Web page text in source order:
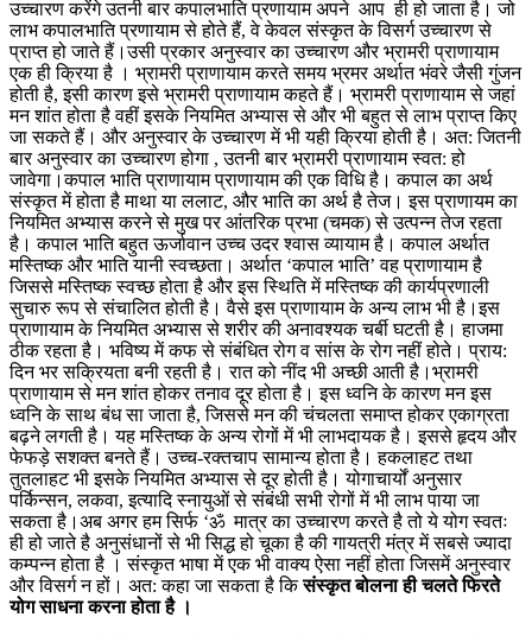
उच्चारण करेंगे उतनी बार कपालभाति प्रणायाम अपने आप ही हो जाता है। जो
लाभ कपालभाति प्रणायाम से होते हैं, वे केवल संस्कृत के विसर्ग उच्चारण से
प्राप्त हो जाते हैं।उसी प्रकार अनुस्वार का उच्चारण और भ्रामरी प्राणायाम
एक ही क्रिया है । भ्रामरी प्राणायाम करते समय भ्रमर अर्थात भंवरे जैसी गुंजन
होती है, इसी कारण इसे भ्रामरी प्राणायाम कहते हैं। भ्रामरी प्राणायाम से जहां
मन शांत होता है वहीं इसके नियमित अभ्यास से और भी बहुत से लाभ प्राप्त किए
जा सकते हैं। और अनुस्वार के उच्चारण में भी यही क्रिया होती है। अत: जितनी
बार अनुस्वार का उच्चारण होगा , उतनी बार भ्रामरी प्राणायाम स्वत: हो
जावेगा।कपाल भाति प्राणायाम प्राणायाम की एक विधि है। कपाल का अर्थ
संस्कृत में होता है माथा या ललाट, और भाति का अर्थ है तेज। इस प्राणायम का
नियमित अभ्यास करने से मुख पर आंतरिक प्रभा (चमक) से उत्पन्न तेज रहता
है। कपाल भाति बहुत ऊर्जावान उच्च उदर श्वास व्यायाम है। कपाल अर्थात
मस्तिष्क और भाति यानी स्वच्छता। अर्थात ‘कपाल भाति’ वह प्राणायाम है
जिससे मस्तिष्क स्वच्छ होता है और इस स्थिति में मस्तिष्क की कार्यप्रणाली
सुचारु रूप से संचालित होती है। वैसे इस प्राणायाम के अन्य लाभ भी है।इस
प्राणायाम के नियमित अभ्यास से शरीर की अनावश्यक चर्बी घटती है। हाजमा
ठीक रहता है। भविष्य में कफ से संबंधित रोग व सांस के रोग नहीं होते। प्राय:
दिन भर सक्रियता बनी रहती है। रात को नींद भी अच्छी आती है।भ्रामरी
प्राणायाम से मन शांत होकर तनाव दूर होता है। इस ध्वनि के कारण मन इस
ध्वनि के साथ बंध सा जाता है, जिससे मन की चंचलता समाप्त होकर एकाग्रता
बढ़ने लगती है। यह मस्तिष्क के अन्य रोगों में भी लाभदायक है। इससे हृदय और
फेफड़े सशक्त बनते हैं। उच्च-रक्तचाप सामान्य होता है। हकलाहट तथा
तुतलाहट भी इसके नियमित अभ्यास से दूर होती है। योगाचार्यों अनुसार
पर्किन्सन, लकवा, इत्यादि स्नायुओं से संबंधी सभी रोगों में भी लाभ पाया जा
सकता है।अब अगर हम सिर्फ ‘ॐ मात्र का उच्चारण करते है तो ये योग स्वतः
ही हो जाते है अनुसंधानों से भी सिद्ध हो चूका है की गायत्री मंत्र में सबसे ज्यादा
कम्पन्न होता है । संस्कृत भाषा में एक भी वाक्य ऐसा नहीं होता जिसमें अनुस्वार
और विसर्ग न हों। अत: कहा जा सकता है किसंस्कृत बोलना ही चलते फिरते
योग साधना करना होता है ।